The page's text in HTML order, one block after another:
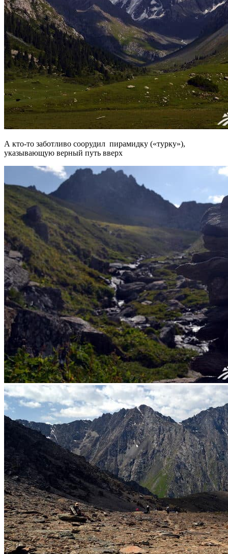
А кто-то заботливо соорудил пирамидку («турку»),
указывающую верный путь вверх